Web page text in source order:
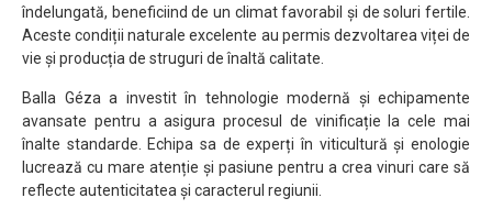
îndelungată, beneficiind de un climat favorabil și de soluri fertile.
Aceste condiții naturale excelente au permis dezvoltarea viței de
vie și producția de struguri de înaltă calitate.
Balla Géza a investit în tehnologie modernă și echipamente
avansate pentru a asigura procesul de vinificație la cele mai
înalte standarde. Echipa sa de experți în viticultură și enologie
lucrează cu mare atenție și pasiune pentru a crea vinuri care să
reflecte autenticitatea și caracterul regiunii.